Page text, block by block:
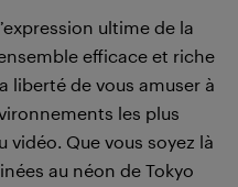
ultime de la
efficace et riche
liberté de vous amuser à
les plus
vidéo. Que vous soyez là
au néon de Tokyo